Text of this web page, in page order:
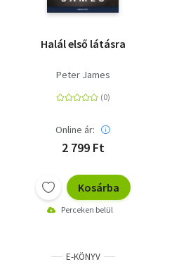
Halál első látásra
Peter James
Online ár:
2 799 Ft
Kosárba
Perceken belül
E-KÖNYV